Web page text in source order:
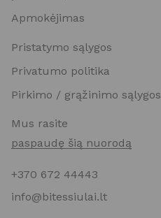
Apmokėjimas
Pristatymo sąlygos
Privatumo politika
Pirkimo / grąžinimo sąlygos
Mus rasite
paspaudę šią nuorodą
+370 672 44443
info@bitessiulai.lt